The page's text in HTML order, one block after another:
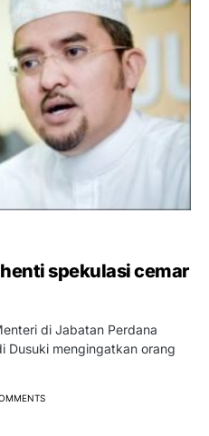
spekulasi cemar
di Jabatan Perdana
Dusuki mengingatkan orang